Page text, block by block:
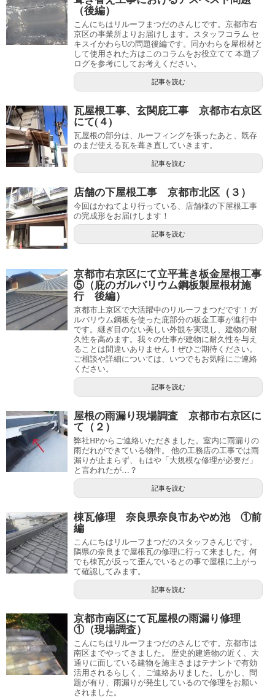
（後編）
こんにちはリルーフまつだのさんじです。京都市右
京区の事業所よりお届けします。スタッフコラム セ
キスイかわらUの問題後編です。同かわらを屋根材と
して使用された方はこのコラムをお役立てて 本題ブ
ログを参考にしてお考えください。
記事を読む
瓦屋根工事、玄関庇工事 京都市右京区
にて(４)
瓦屋根の部分は、ルーフィングを張ったあと、既存
のまだ使える瓦を葺き直していきます。
記事を読む
店舗の下屋根工事 京都市北区（３）
今回はかねてより行っている、店舗様の下屋根工事
の完成形をお届けします！
記事を読む
京都市右京区にて立平葺き板金屋根工事
⑤（庇のガルバリウム鋼板製屋根材施
行 後編）
京都市上京区で大活躍中のリルーフまつだです！ガ
ルバリウム鋼板を使った庇部分の板金工事が進行中
です。継ぎ目のない美しい外観を実現し、建物の耐
久性を高めます。我々の仕事が建物に耐久性を与え
ることは間違いありません！ぜひご期待ください。
ご相談や詳細については、いつでもお気軽にご連絡
ください。
記事を読む
屋根の雨漏り現場調査 京都市右京区に
て（２）
弊社HPからご連絡いただきました。室内に雨漏りの
雨だれができている物件。 他の工務店の工事では雨
漏りが止まらず、もはや「大規模な修理が必要だ」
と言われたが…？
記事を読む
棟瓦修理 奈良県奈良市あやめ池 ①前
編
こんにちはリルーフまつだのスタッフさんじです。
隣県の奈良まで屋根瓦の修理に行って来ました。何
でも棟瓦が反って歪んでいるとの事で屋根に上がっ
て確認してみます。
記事を読む
京都市南区にて瓦屋根の雨漏り修理
①（現場調査）
こんにちはリルーフまつだのさんじです。京都市は
南区までやってきました。 歴史的建造物の近く、大
通りに面している建物を施主さまはテナントで有効
活用されるらしく、ご連絡ありました。しかし、問
題が有り、雨漏りが発生しているので修理をお願い
されました。